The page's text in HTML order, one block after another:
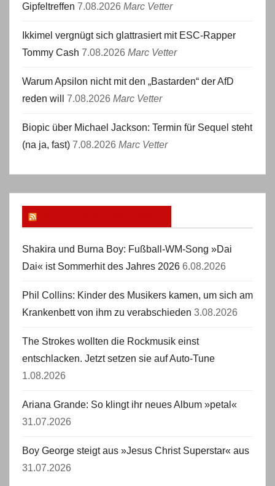
Gipfeltreffen 7.08.2026 Marc Vetter
Ikkimel vergnügt sich glattrasiert mit ESC-Rapper
Tommy Cash 7.08.2026 Marc Vetter
Warum Apsilon nicht mit den „Bastarden“ der AfD
reden will
7.08.2026 Marc Vetter
Biopic über Michael Jackson: Termin für Sequel steht
(na ja, fast) 7.08.2026 Marc Vetter
Shakira und Burna Boy: Fußball-WM-Song »Dai
Dai« ist Sommerhit des Jahres 2026 6.08.2026
Phil Collins: Kinder des Musikers kamen, um sich am
Krankenbett von ihm zu verabschieden 3.08.2026
The Strokes wollten die Rockmusik einst
entschlacken. Jetzt setzen sie auf Auto-Tune
1.08.2026
Ariana Grande: So klingt ihr neues Album »petal«
31.07.2026
Boy George steigt aus »Jesus Christ Superstar« aus
31.07.2026